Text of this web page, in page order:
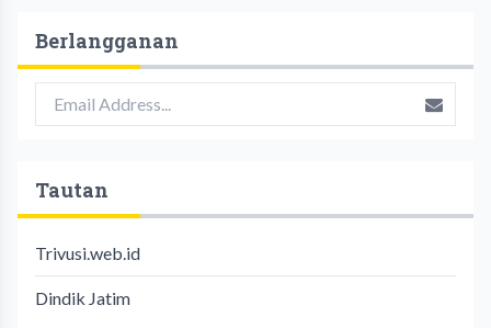
Berlangganan
Tautan
Trivusi.web.id
Dindik Jatim